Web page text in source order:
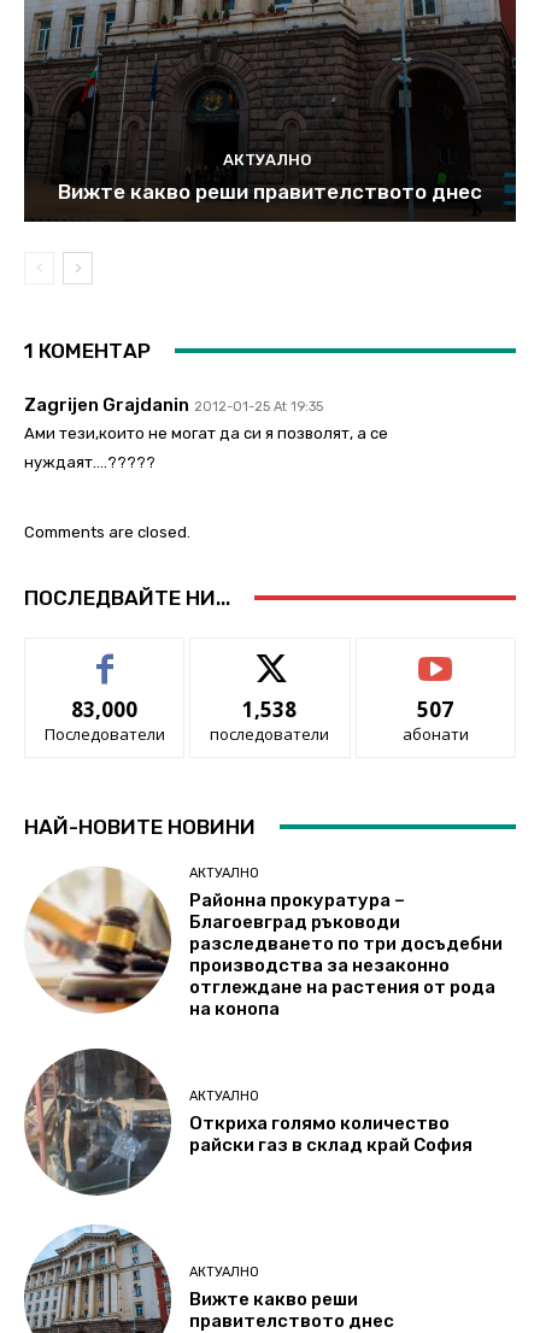
АКТУАЛНО
Вижте какво реши правителството днес
1 КОМЕНТАР
Zagrijen Grajdanin 2012-01-25 At 19:35
Ами тези,които не могат да си я позволят, а се
нуждаят….?????
Comments are closed.
ПОСЛЕДВАЙТЕ НИ...
83,000
Последователи
1,538
последователи
507
абонати
НАЙ-НОВИТЕ НОВИНИ
АКТУАЛНО
Районна прокуратура –
Благоевград ръководи
разследването по три досъдебни
производства за незаконно
отглеждане на растения от рода
на конопа
АКТУАЛНО
Откриха голямо количество
райски газ в склад край София
АКТУАЛНО
Вижте какво реши
правителството днес